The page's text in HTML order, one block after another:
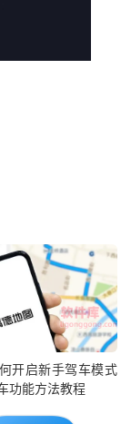
开启新手驾车模式
功能方法教程